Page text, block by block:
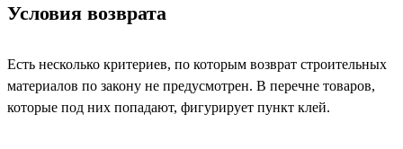
Условия возврата
Есть несколько критериев, по которым возврат строительных
материалов по закону не предусмотрен. В перечне товаров,
которые под них попадают, фигурирует пункт клей.